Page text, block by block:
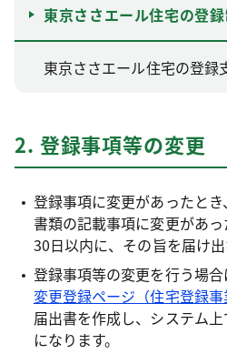
東京ささエール住宅の登
東京ささエール住宅の登録
2. 登録事項等の変更
登録事項に変更があったと
書類の記載事項に変更があ
30日以内に、その旨を届け
登録事項等の変更を行う場合
変更登録ページ（住宅登録事
届出書を作成し、システム
になります。